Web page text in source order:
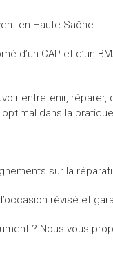
en Haute Saône.
d’un CAP et d’un
entretenir,
dans la
sur la
révisé et
? Nous vous